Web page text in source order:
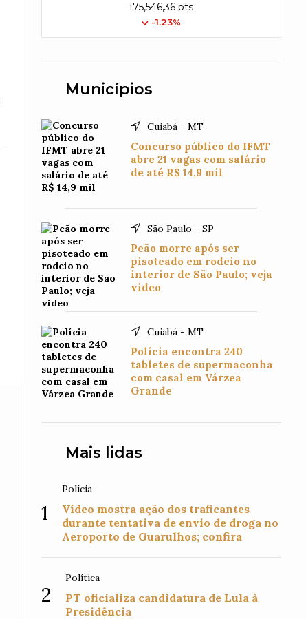
175,546,36 pts
-1.23%
Municípios
Cuiabá - MT
Concurso público do IFMT
abre 21 vagas com salário
de até R$ 14,9 mil
São Paulo - SP
Peão morre após ser
pisoteado em rodeio no
interior de São Paulo; veja
video
Cuiabá - MT
Polícia encontra 240
tabletes de supermaconha
com casal em Várzea
Grande
Mais lidas
1
Polícia
Vídeo mostra ação dos traficantes
durante tentativa de envio de droga no
Aeroporto de Guarulhos; confira
2
Política
PT oficializa candidatura de Lula à
Presidência